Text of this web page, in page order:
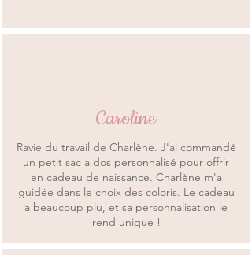
Caroline
Ravie du travail de Charlène. J'ai commandé
un petit sac a dos personnalisé pour offrir
en cadeau de naissance. Charlène m'a
guidée dans le choix des coloris. Le cadeau
a beaucoup plu, et sa personnalisation le
rend unique !